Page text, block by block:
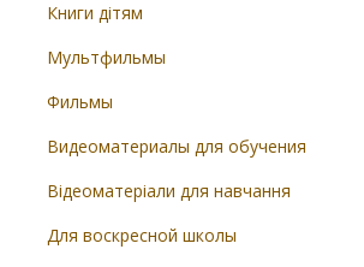
Книги дітям
Мультфильмы
Фильмы
Видеоматериалы для обучения
Відеоматеріали для навчання
Для воскресной школы